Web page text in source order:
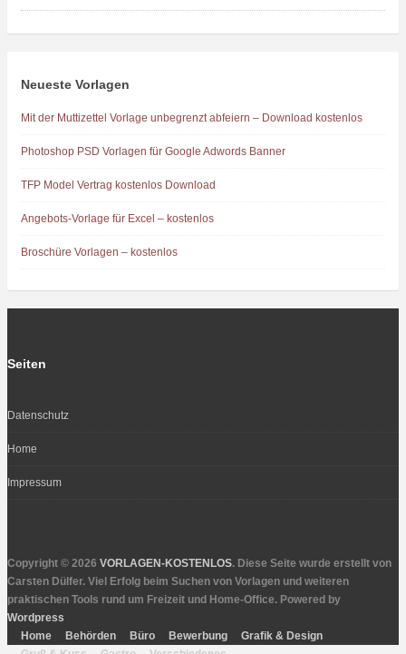
Neueste Vorlagen
Mit der Muttizettel Vorlage unbegrenzt abfeiern – Download kostenlos
Photoshop PSD Vorlagen für Google Adwords Banner
TFP Model Vertrag kostenlos Download
Angebots-Vorlage für Excel – kostenlos
Broschüre Vorlagen – kostenlos
Seiten
Datenschutz
Home
Impressum
Copyright © 2026 VORLAGEN-KOSTENLOS. Diese Seite wurde erstellt von
Carsten Dülfer. Viel Erfolg beim Suchen von Vorlagen und weiteren
praktischen Tools rund um Freizeit und Home-Office. Powered by
Wordpress
Home
Behörden Büro Bewerbung
Grafik & Design